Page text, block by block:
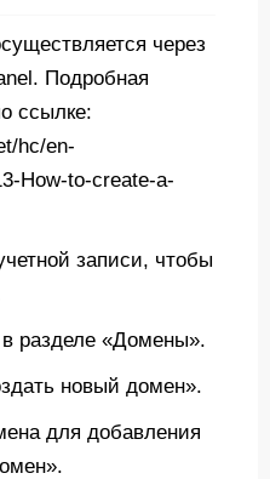
через
Подробная
ссылке:
hc/en-
How-to-create-a-
записи, чтобы
разделе «Домены».
новый домен».
для добавления